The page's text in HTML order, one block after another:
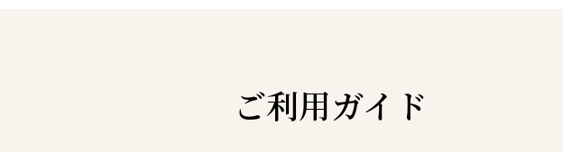
ご利用ガイド